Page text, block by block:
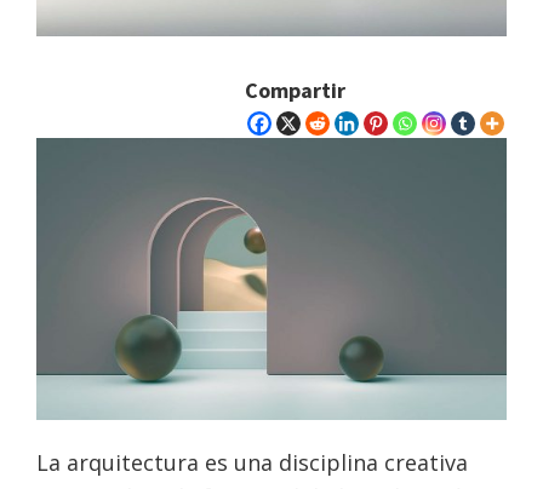
Compartir
La arquitectura es una disciplina creativa